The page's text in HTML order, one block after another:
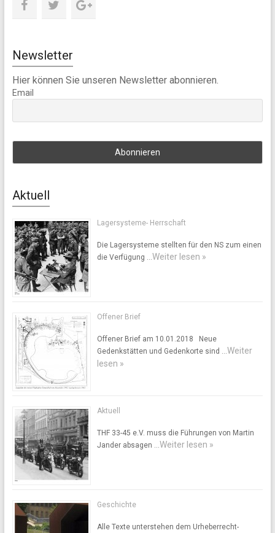
Newsletter
Hier können Sie unseren Newsletter abonnieren.
Email
Aktuell
Lagersysteme- Herrschaft
Die Lagersysteme stellten für den NS zum einen
die Verfügung …Weiter lesen »
Offener Brief
Offener Brief am 10.01.2018 Neue
Gedenkstätten und Gedenkorte sind …Weiter
lesen »
Aktuell
THF 33-45 e.V. muss die Führungen von Martin
Jander absagen …Weiter lesen »
Geschichte
Alle Texte unterstehen dem Urheberrecht-